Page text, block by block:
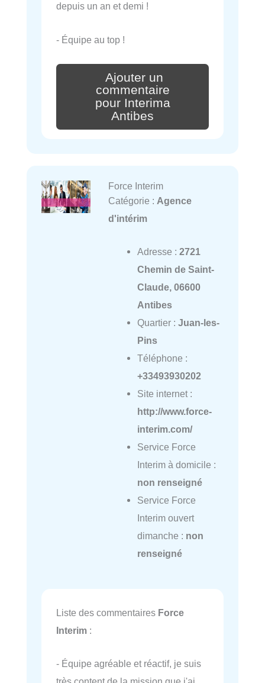
depuis un an et demi !
- Équipe au top !
Ajouter un
commentaire
pour Interima
Antibes
Force Interim
Catégorie : Agence
d'intérim
Adresse : 2721
Chemin de Saint-
Claude, 06600
Antibes
Quartier : Juan-les-
Pins
Téléphone :
+33493930202
Site internet :
http://www.force-
interim.com/
Service Force
Interim à domicile :
non renseigné
Service Force
Interim ouvert
dimanche : non
renseigné
Liste des commentaires Force
Interim :
- Équipe agréable et réactif, je suis